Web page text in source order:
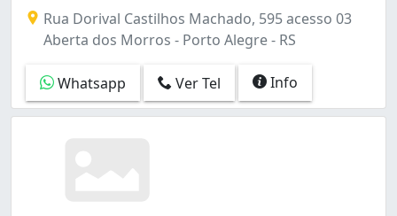
Rubem Berta (1)
Santa Maria Goretti (3)
Santana (1)
Santo Antônio (1)
Sarandi (3)
Rua Dorival Castilhos Machado, 595 acesso 03
Aberta dos Morros - Porto Alegre - RS
Whatsapp Ver Tel Info